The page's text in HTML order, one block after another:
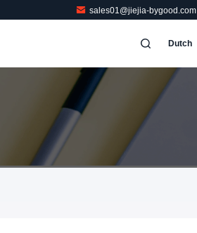
sales01@jiejia-bygood.com
Dutch